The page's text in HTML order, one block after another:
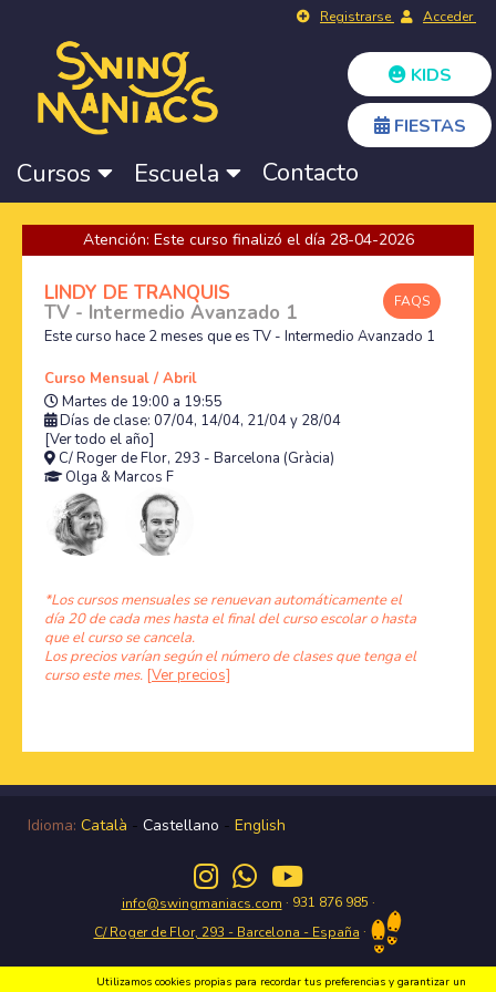
Registrarse Acceder
KIDS
FIESTAS
Cursos Escuela Contacto
Atención: Este curso finalizó el día 28-04-2026
FAQS
LINDY DE TRANQUIS
TV - Intermedio Avanzado 1
Este curso hace 2 meses que es TV - Intermedio Avanzado 1
Curso Mensual / Abril
Martes de 19:00 a 19:55
Días de clase: 07/04, 14/04, 21/04 y 28/04
[Ver todo el año]
C/ Roger de Flor, 293 - Barcelona (Gràcia)
Olga & Marcos F
*Los cursos mensuales se renuevan automáticamente el
día 20 de cada mes hasta el final del curso escolar o hasta
que el curso se cancela.
Los precios varían según el número de clases que tenga el
curso este mes. [Ver precios]
Idioma: Català - Castellano - English
info@swingmaniacs.com · 931 876 985 ·
C/ Roger de Flor, 293 - Barcelona - España ·
Utilizamos cookies propias para recordar tus preferencias y garantizar un